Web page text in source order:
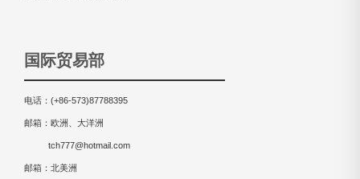
国际贸易部
电话：(+86-573)87788395
邮箱：欧洲、大洋洲
tch777@hotmail.com
邮箱：北美洲